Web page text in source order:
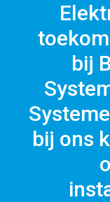
bij
bij ons